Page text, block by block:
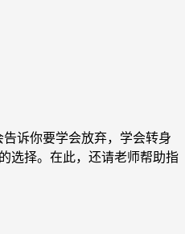
诉你要学会放弃，学会转身
选择。在此，还请老师帮助指